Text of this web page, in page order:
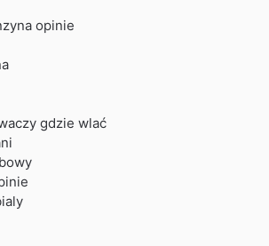
opinie
gdzie wlać